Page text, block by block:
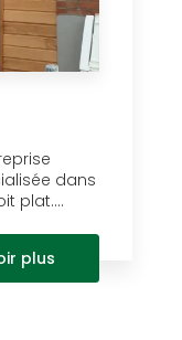
dans
plat....
plus